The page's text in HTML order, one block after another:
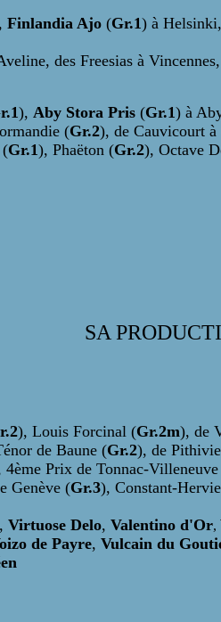
Finlandia Ajo (Gr.1) à Helsinki,
des Freesias à
), Aby Stora Pris (Gr.1) à
(Gr.2), de Cauvicourt à
(Gr.1), Phaëton (Gr.2), Octave
SA
), Louis Forcinal (Gr.2m), de
de Baune (Gr.2), de
4ème Prix de Tonnac-
Genève (Gr.3), Constant-
, Virtuose Delo, Valentino d'Or,
de Payre, Vulcain du